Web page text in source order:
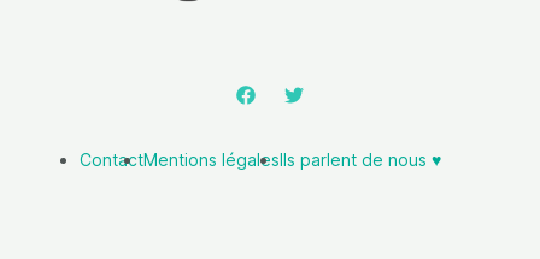
ContactMentions légalesIls parlent de nous ♥️